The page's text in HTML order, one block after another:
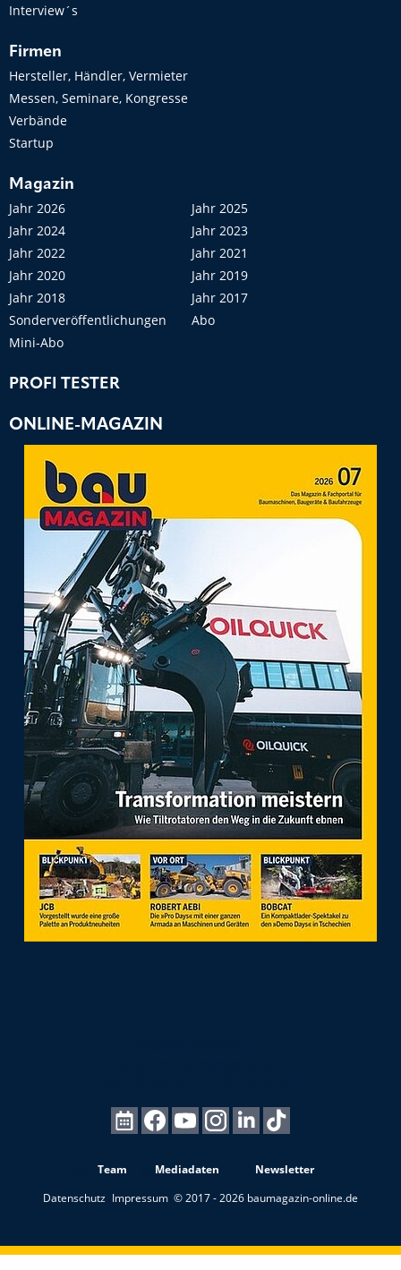
Interview´s
Firmen
Hersteller, Händler, Vermieter
Messen, Seminare, Kongresse
Verbände
Startup
Magazin
Jahr 2026
Jahr 2025
Jahr 2024
Jahr 2023
Jahr 2022
Jahr 2021
Jahr 2020
Jahr 2019
Jahr 2018
Jahr 2017
Sonderveröffentlichungen
Abo
Mini-Abo
PROFI TESTER
ONLINE-MAGAZIN
Team Mediadaten
Newsletter
Datenschutz Impressum © 2017 - 2026 baumagazin-online.de